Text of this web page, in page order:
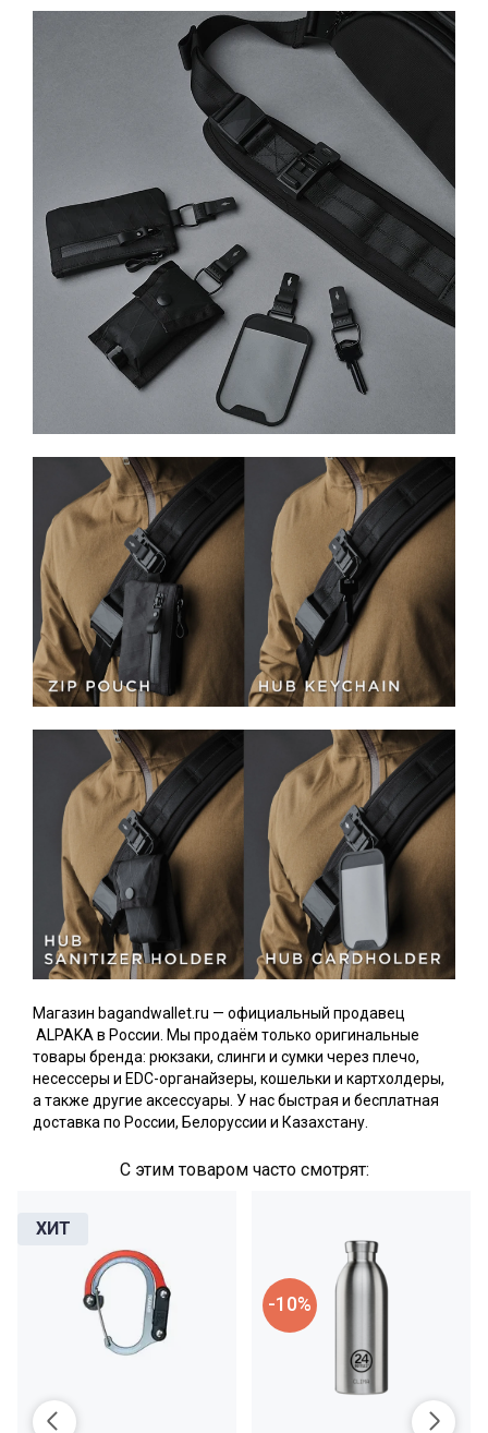
Магазин bagandwallet.ru — официальный продавец
ALPAKA в России. Мы продаём только оригинальные
товары бренда: рюкзаки, слинги и сумки через плечо,
несессеры и EDC-органайзеры, кошельки и картхолдеры,
а также другие аксессуары. У нас быстрая и бесплатная
доставка по России, Белоруссии и Казахстану.
С этим товаром часто смотрят:
-10%